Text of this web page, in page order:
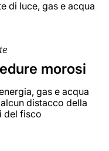
di luce, gas e acqua
morosi
gas e acqua
distacco della
del fisco